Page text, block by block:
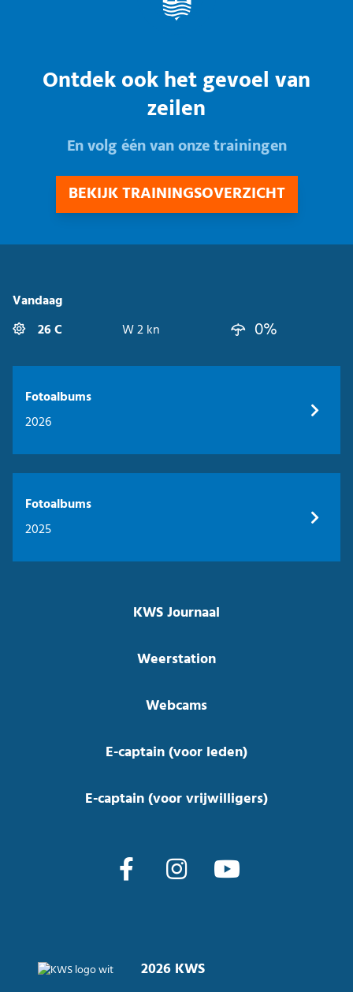
Ontdek ook het gevoel van
zeilen
En volg één van onze trainingen
BEKIJK TRAININGSOVERZICHT
Vandaag
26 C
W 2 kn 0%
Fotoalbums
2026
Fotoalbums
2025
KWS Journaal
Weerstation
Webcams
E-captain (voor leden)
E-captain (voor vrijwilligers)
2026 KWS